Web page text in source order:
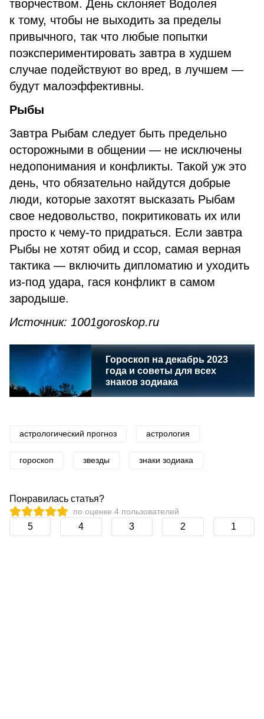
творчеством. День склоняет Водолея
к тому, чтобы не выходить за пределы
привычного, так что любые попытки
поэкспериментировать завтра в худшем
случае подействуют во вред, в лучшем —
будут малоэффективны.
Рыбы
Завтра Рыбам следует быть предельно
осторожными в общении — не исключены
недопонимания и конфликты. Такой уж это
день, что обязательно найдутся добрые
люди, которые захотят высказать Рыбам
свое недовольство, покритиковать их или
просто к чему-то придраться. Если завтра
Рыбы не хотят обид и ссор, самая верная
тактика — включить дипломатию и уходить
из-под удара, гася конфликт в самом
зародыше.
Источник: 1001goroskop.ru
Гороскоп на декабрь 2023
года и советы для всех
знаков зодиака
астрологический прогноз астрология
гороскоп звезды знаки зодиака
Понравилась статья?
по оценке 4 пользователей
5 4 3 2 1